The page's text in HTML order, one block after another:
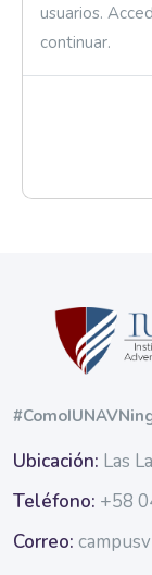
usuarios.
continuar.
Ubicación: Las
Teléfono: +58
Correo: